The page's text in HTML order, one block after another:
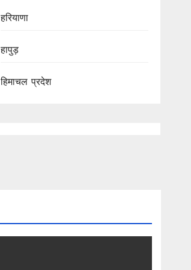
हरियाणा
हापुड़
हिमाचल प्रदेश